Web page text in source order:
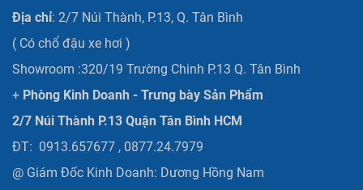
Địa chỉ: 2/7 Núi Thành, P.13, Q. Tân Bình
( Có chổ đậu xe hơi )
Showroom :320/19 Trường Chinh P.13 Q. Tân Bình
+ Phòng Kinh Doanh - Trưng bày Sản Phẩm
2/7 Núi Thành P.13 Quận Tân Bình HCM
ĐT: 0913.657677 , 0877.24.7979
@ Giám Đốc Kinh Doanh: Dương Hồng Nam